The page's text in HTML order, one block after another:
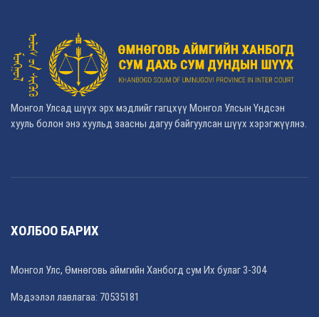
Монгол Улсад шүүх эрх мэдлийг гагцхүү Монгол Улсын Үндсэн
хууль болон энэ хуульд заасны дагуу байгуулсан шүүх хэрэгжүүлнэ.
ХОЛБОО БАРИХ
Монгол Улс, Өмнөговь аймгийн Ханбогд сум Их булаг 3-304
Мэдээлэл лавлагаа: 70535181